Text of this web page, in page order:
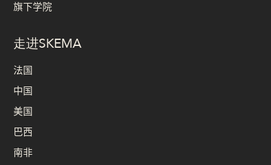
旗下学院
走进SKEMA
法国
中国
美国
巴西
南非